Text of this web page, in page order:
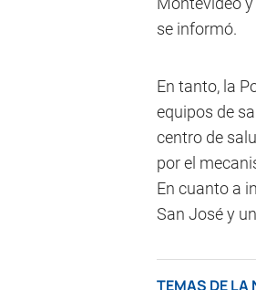
se informó.
En tanto, la
equipos de
centro de
por el
En cuanto a
San José y
TEMAS DE LA